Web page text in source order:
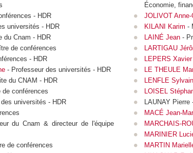
- HDR
universités - HDR
du Cnam - HDR
de conférences
- HDR
- Professeur des universités - HDR
du CNAM - HDR
conférences
universités - HDR
du Cnam & directeur de l'équipe
de conférences
Économie,
JOLIVOT Anne-
KILANI Karim -
LAINÉ Jean-
LARTIGAU
LEPERS Xavier
LE THEULE
LENFLE Sylvain
LOISEL
LAUNAY
MACÉ Jean-
MARCHAIS-
MARINIER
MARTIN